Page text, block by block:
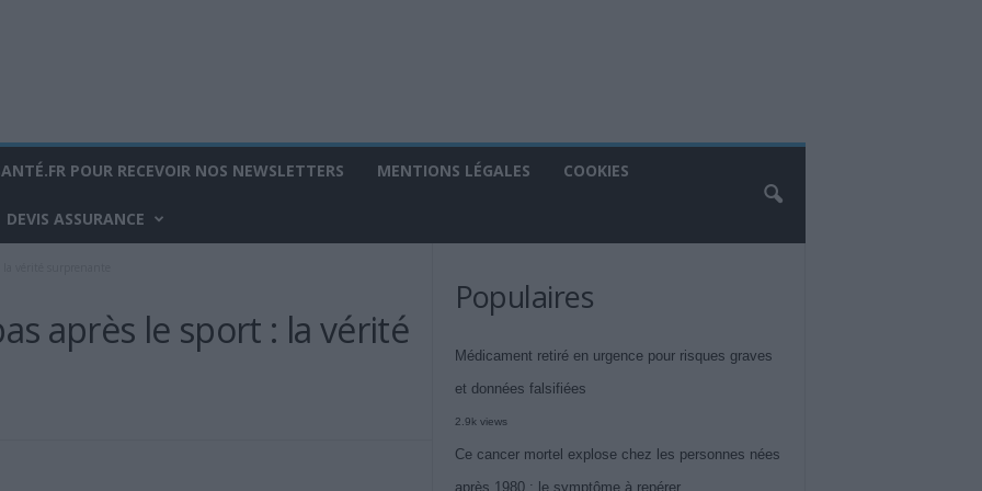
POUR RECEVOIR NOS NEWSLETTERS MENTIONS LÉGALES COOKIES
DEVIS ASSURANCE
après le sport : la vérité
Populaires
Médicament retiré en urgence pour risques graves
et données falsifiées
2.9k views
Ce cancer mortel explose chez les personnes nées
après 1980 : le symptôme à repérer